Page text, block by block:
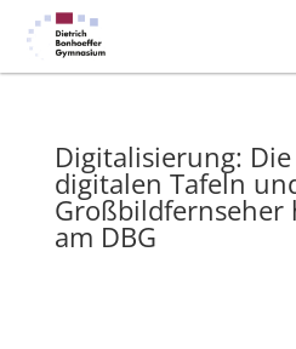
Digitalisierung:
digitalen Tafeln
Großbildfernseher
am DBG